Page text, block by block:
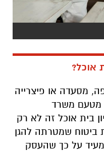
אוכל?
מסעדה או פיצרייה
מטעם משרד
בית אוכל זה לא רק
ביטוח שמטרתה להגן
מעיד על כך שהעסק